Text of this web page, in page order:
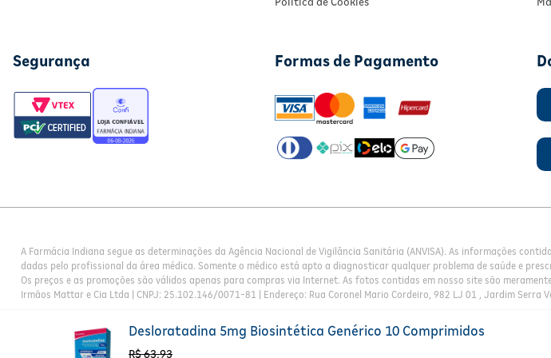
Desloratadina 5mg Biosintética Genérico 10 Comprimidos
R$63,93
Segurança Formas de Pagamento
A Farmácia Indiana segue as determinações da Agência Nacional de Vigilância Sanitária (ANVISA). As informações
dadas pelo profissional da área médica. Somente o médico está apto a diagnosticar qualquer problema de saúde e
Os preços e as promoções são válidos apenas para compras via Internet. As fotos contidas em nosso site são
Irmãos Mattar e Cia Ltda | CNPJ: 25.102.146/0071-81 | Endereço: Rua Coronel Mario Cordeiro, 982 LJ 01 , Jardim